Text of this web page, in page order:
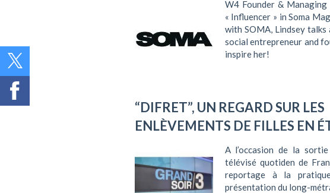
W4 Founder &
« Influencer » in Soma
with SOMA, Lindsey
social entrepreneur and
inspire her!
“DIFRET”, UN REGARD SUR LES
ENLÈVEMENTS DE FILLES EN
A l’occasion de la
télévisé quotiden de
reportage à la
présentation du long-